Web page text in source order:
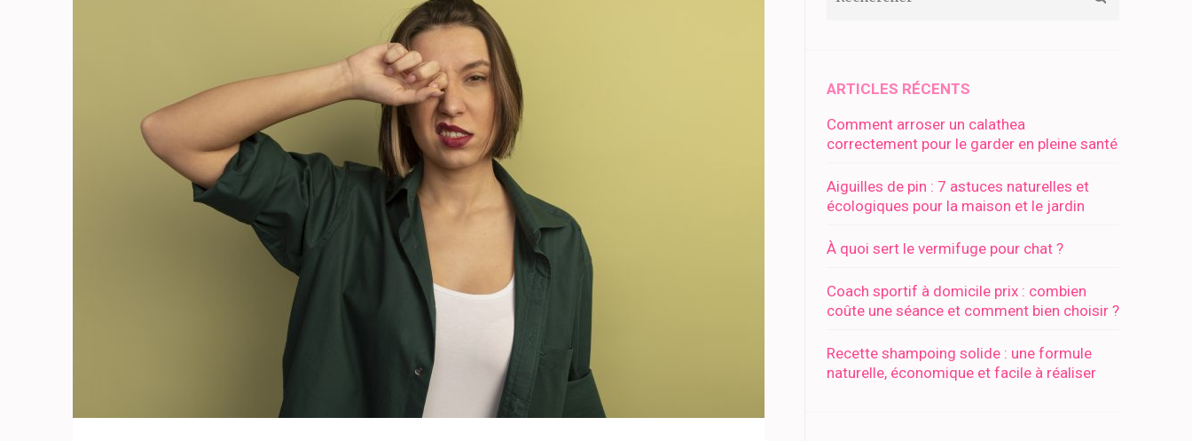
ARTICLES RÉCENTS
Comment arroser un calathea
correctement pour le garder en pleine santé
Aiguilles de pin : 7 astuces naturelles et
écologiques pour la maison et le jardin
À quoi sert le vermifuge pour chat ?
Coach sportif à domicile prix : combien
coûte une séance et comment bien choisir ?
Recette shampoing solide : une formule
naturelle, économique et facile à réaliser